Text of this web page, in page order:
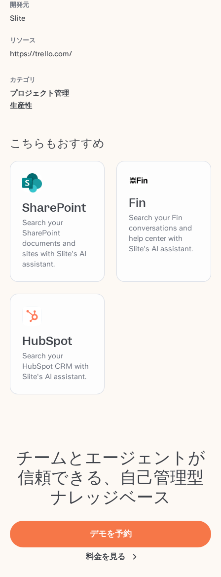
開発元
Slite
リソース
https://trello.com/
カテゴリ
プロジェクト管理
生産性
こちらもおすすめ
SharePoint
Search your
SharePoint
documents and
sites with Slite's AI
assistant.
Fin
Search your Fin
conversations and
help center with
Slite's AI assistant.
HubSpot
Search your
HubSpot CRM with
Slite's AI assistant.
チームとエージェントが
信頼できる、自己管理型
ナレッジベース
デモを予約
料金を見る